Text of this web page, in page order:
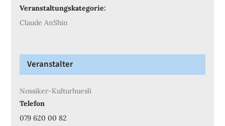
Veranstaltungskategorie:
Claude AnShin
Veranstalter
Nossiker-Kulturhuesli
Telefon
079 620 00 82